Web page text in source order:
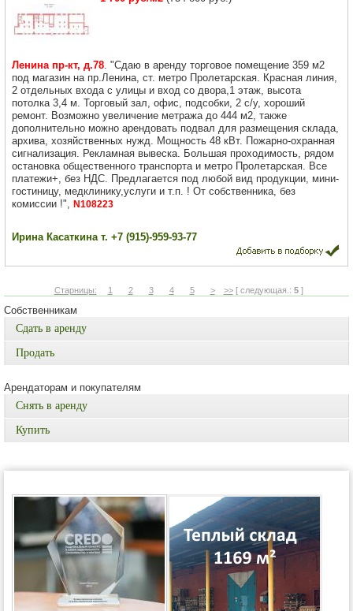
Ленина пр-кт, д.78. "Сдаю в аренду торговое помещение 359 м2
под магазин на пр.Ленина, ст. метро Пролетарская. Красная линия,
2 отдельных входа с улицы и вход со двора,1 этаж, высота
потолка 3,4 м. Торговый зал, офис, подсобки, 2 с/у, хороший
ремонт. Возможно увеличение метража до 444 м2, также
дополнительно можно арендовать подвал для размещения склада,
архива, хозяйственных нужд. Мощность 48 кВт. Пожарно-охранная
сигнализация. Рекламная вывеска. Большая проходимость, рядом
остановка общественного транспорта и метро Пролетарская. Все
платежи+, без НДС. Предлагается под любой вид продукции, мини-
гостиницу, медклинику,услуги и т.п. ! От собственника, без
комиссии !", N108223
Ирина Касаткина т. +7 (915)-959-93-77
Старницы: 1 2 3 4 5 > >>[ следующая.: 5]
Собственникам
Сдать в аренду
Продать
Арендаторам и покупателям
Снять в аренду
Купить